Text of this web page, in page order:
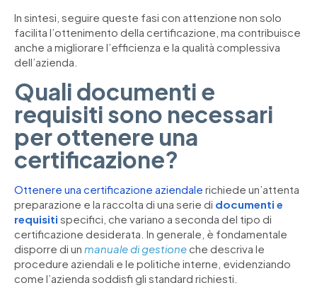
In sintesi, seguire queste fasi con attenzione non solo
facilita l’ottenimento della certificazione, ma contribuisce
anche a migliorare l’efficienza e la qualità complessiva
dell’azienda.
Quali documenti e
requisiti sono necessari
per ottenere una
certificazione?
Ottenere una certificazione aziendale richiede un’attenta
preparazione e la raccolta di una serie di documenti e
requisiti specifici, che variano a seconda del tipo di
certificazione desiderata. In generale, è fondamentale
disporre di un manuale di gestioneche descriva le
procedure aziendali e le politiche interne, evidenziando
come l’azienda soddisfi gli standard richiesti.